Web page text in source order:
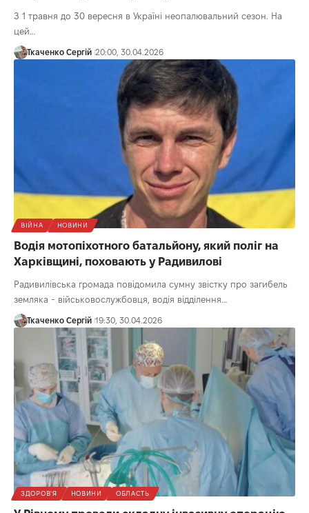
З 1 травня до 30 вересня в Україні неопалювальний сезон. На
цей…
Ткаченко Сергій 20:00, 30.04.2026
ВІЙНА НОВИНИ
Водія мотопіхотного батальйону, який поліг на
Харківщині, поховають у Радивилові
Радивилівська громада повідомила сумну звістку про загибель
земляка - військовослужбовця, водія відділення…
Ткаченко Сергій 19:30, 30.04.2026
ЗДОРОВ'Я НОВИНИ ОБЛАСТЬ